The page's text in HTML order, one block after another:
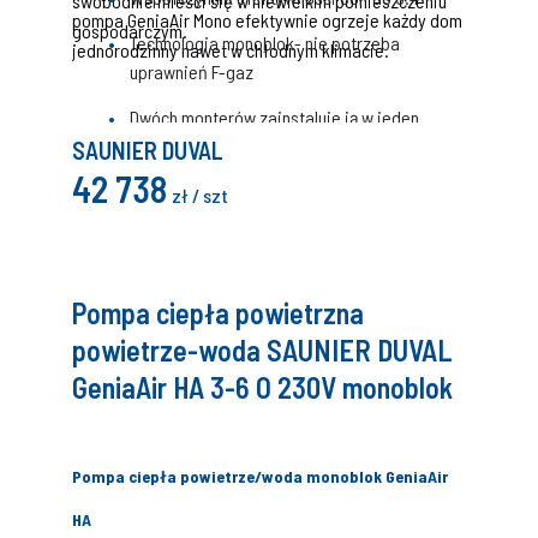
gospodarczym.
pompa GeniaAir Mono efektywnie ogrzeje każdy dom
jednorodzinny nawet w chłodnym klimacie.
Technologia monoblok- nie potrzeba
uprawnień F-gaz
Dwóch monterów zainstaluje ją w jeden
dzień, oszczędzając czas i pieniądze
Doskonała zarówno do nowych budynków,
na obszarach o gęstej zabudowie
SAUNIER DUVAL
42 738 zł / szt
Pompa ciepła powietrzna
powietrze-woda SAUNIER DUVAL
GeniaAir HA 3-6 O 230V monoblok
Pompa ciepła powietrze/woda monoblok GeniaAir
HA